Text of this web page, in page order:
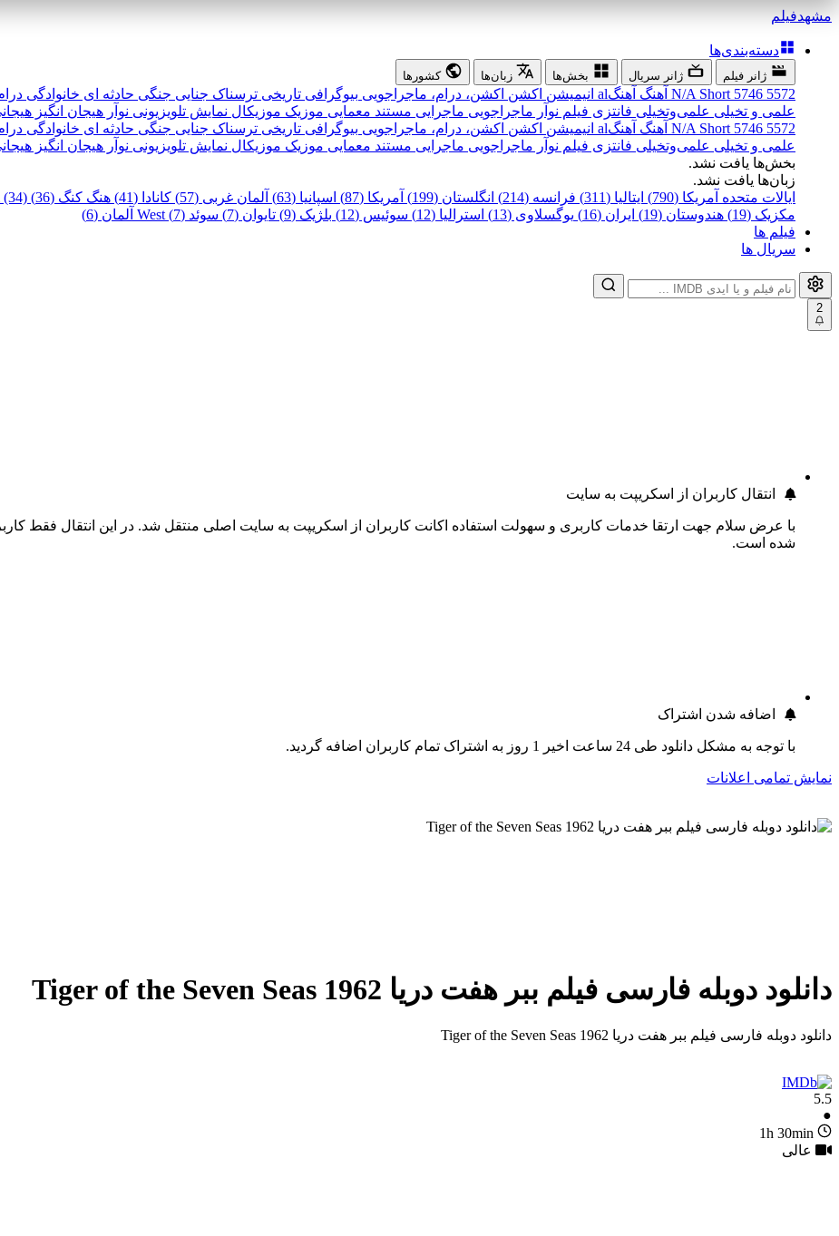
مشهدفیلم
دسته‌بندی‌ها
ژانر فیلم ژانر سریال بخش‌ها زبان‌ها کشورها
5572
5746
N/A Short آهنگ آهنگal انیمیشن اکشن اکشن، درام، ماجراجویی بیوگرافی تاریخی ترسناک جنایی جنگی حادثه ای خانوادگی
علمی و تخیلی علمی‌و‌تخیلی فانتزی فیلم نوآر ماجراجویی ماجرایی مستند معمایی موزیک موزیکال نمایش تلویزیونی نوآر هیجان انگیز
5572
5746
N/A Short آهنگ آهنگal انیمیشن اکشن اکشن، درام، ماجراجویی بیوگرافی تاریخی ترسناک جنایی جنگی حادثه ای خانوادگی
علمی و تخیلی علمی‌و‌تخیلی فانتزی فیلم نوآر ماجراجویی ماجرایی مستند معمایی موزیک موزیکال نمایش تلویزیونی نوآر هیجان انگیز
بخش‌ها یافت نشد.
زبان‌ها یافت نشد.
ایالات متحده آمریکا (790)
ایتالیا (311) فرانسه (214) انگلستان (199) آمریکا (87) اسپانیا (63) آلمان غربی (57) کانادا (41) هنگ کنگ (36) (34)
مکزیک (19)
هندوستان (19) ایران (16) یوگسلاوی (13) استرالیا (12) سوئیس (12) بلژیک (9) تایوان (7) سوئد (7)
West آلمان (6)
فیلم ها
سریال ها
2
انتقال کاربران از اسکریپت به سایت
با عرض سلام جهت ارتقا خدمات کاربری و سهولت استفاده اکانت کاربران از اسکریپت به سایت اصلی منتقل شد. در این انتقال فقط
شده است.
اضافه شدن اشتراک
با توجه به مشکل دانلود طی 24 ساعت اخیر 1 روز به اشتراک تمام کاربران اضافه گردید.
نمایش تمامی اعلانات
دانلود دوبله فارسی فیلم ببر هفت دریا Tiger of the Seven Seas 1962
دانلود دوبله فارسی فیلم ببر هفت دریا Tiger of the Seven Seas 1962
5.5
●
1h 30min
عالی